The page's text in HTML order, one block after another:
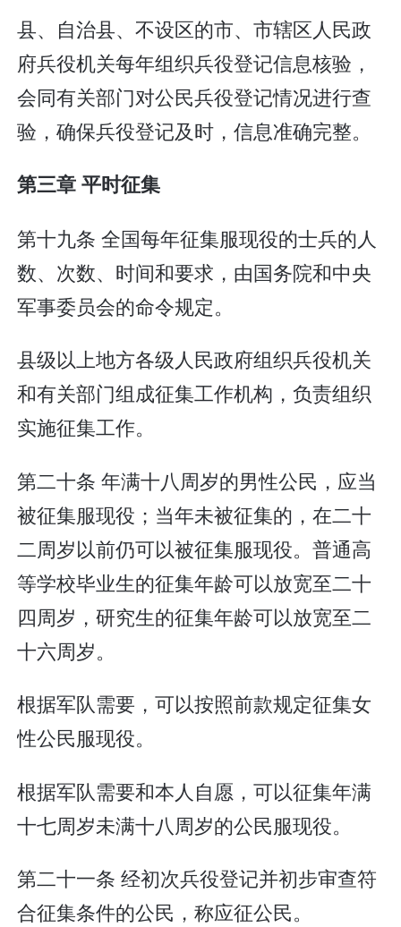
县、自治县、不设区的市、市辖区人民政
府兵役机关每年组织兵役登记信息核验，
会同有关部门对公民兵役登记情况进行查
验，确保兵役登记及时，信息准确完整。
第三章 平时征集
第十九条 全国每年征集服现役的士兵的人
数、次数、时间和要求，由国务院和中央
军事委员会的命令规定。
县级以上地方各级人民政府组织兵役机关
和有关部门组成征集工作机构，负责组织
实施征集工作。
第二十条 年满十八周岁的男性公民，应当
被征集服现役；当年未被征集的，在二十
二周岁以前仍可以被征集服现役。普通高
等学校毕业生的征集年龄可以放宽至二十
四周岁，研究生的征集年龄可以放宽至二
十六周岁。
根据军队需要，可以按照前款规定征集女
性公民服现役。
根据军队需要和本人自愿，可以征集年满
十七周岁未满十八周岁的公民服现役。
第二十一条 经初次兵役登记并初步审查符
合征集条件的公民，称应征公民。